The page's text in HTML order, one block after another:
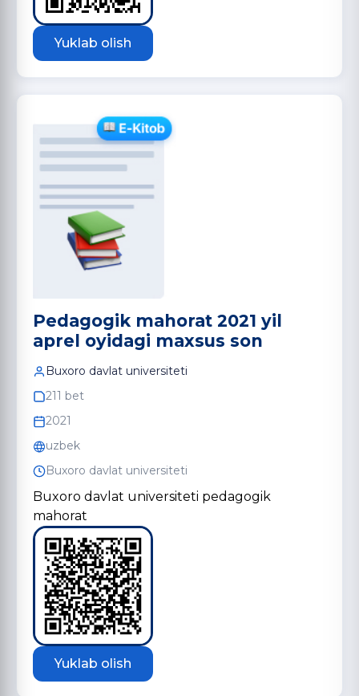
Yuklab olish
Pedagogik mahorat 2021 yil
aprel oyidagi maxsus son
Buxoro davlat universiteti
211 bet
2021
uzbek
Buxoro davlat universiteti
Buxoro davlat universiteti pedagogik
mahorat
Yuklab olish